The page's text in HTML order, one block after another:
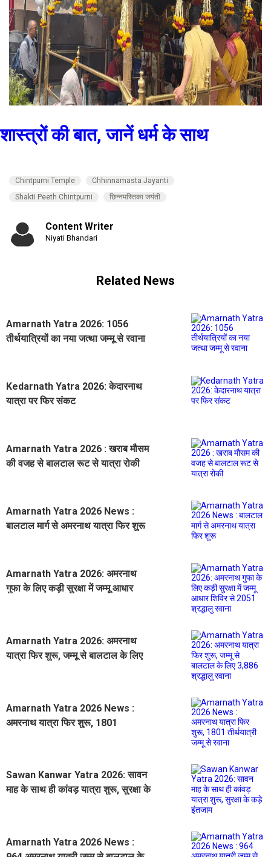
शास्त्रों की बात, जानें धर्म के साथ
Chintpurni Temple
Chhinnamasta Jayanti
Shakti Peeth Chintpurni
छिन्नमस्तिका जयंती
Content Writer
Niyati Bhandari
Related News
Amarnath Yatra 2026: 1056
तीर्थयात्रियों का नया जत्था जम्मू से रवाना
Kedarnath Yatra 2026: केदारनाथ
यात्रा पर फिर संकट
Amarnath Yatra 2026 : खराब मौसम
की वजह से बालटाल रूट से यात्रा रोकी
Amarnath Yatra 2026 News :
बालटाल मार्ग से अमरनाथ यात्रा फिर शुरू
Amarnath Yatra 2026: अमरनाथ
गुफा के लिए कड़ी सुरक्षा में जम्मू आधार
Amarnath Yatra 2026: अमरनाथ
यात्रा फिर शुरू, जम्मू से बालटाल के लिए
Amarnath Yatra 2026 News :
अमरनाथ यात्रा फिर शुरू, 1801
Sawan Kanwar Yatra 2026: सावन
माह के साथ ही कांवड़ यात्रा शुरू, सुरक्षा के
Amarnath Yatra 2026 News :